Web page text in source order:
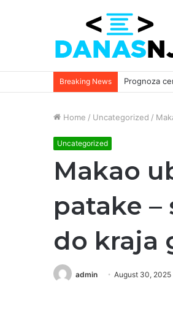
Breaking News
Home / Uncategorized /
Uncategorized
Makao
patake
do kraja
admin August 30, 2025